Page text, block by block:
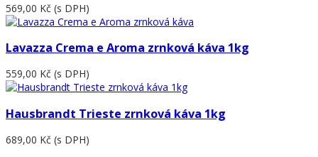
569,00 Kč (s DPH)
Lavazza Crema e Aroma zrnková káva 1kg
559,00 Kč (s DPH)
Hausbrandt Trieste zrnková káva 1kg
689,00 Kč (s DPH)